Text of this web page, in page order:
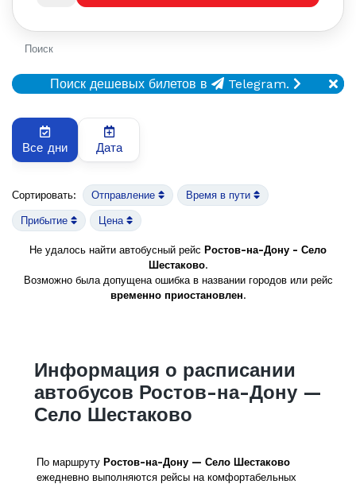
Поиск
Поиск дешевых билетов в Telegram.
Все дни Дата
Сортировать: Отправление Время в пути
Прибытие Цена
Не удалось найти автобусный рейс Ростов-на-Дону - Село
Шестаково.
Возможно была допущена ошибка в названии городов или рейс
временно приостановлен.
Информация о расписании
автобусов Ростов-на-Дону —
Село Шестаково
По маршруту Ростов-на-Дону — Село Шестаково
ежедневно выполняются рейсы на комфортабельных